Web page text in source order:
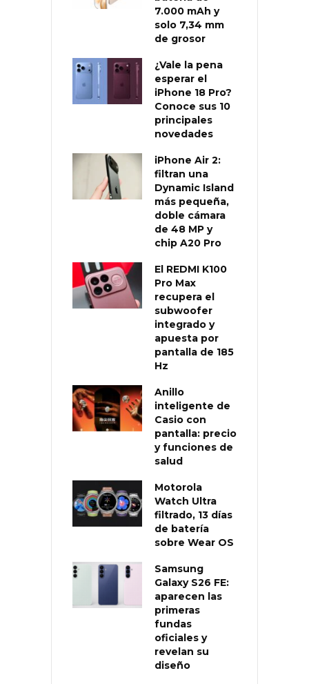
7.000 mAh y
solo 7,34 mm
de grosor
¿Vale la pena
esperar el
iPhone 18 Pro?
Conoce sus 10
principales
novedades
iPhone Air 2:
filtran una
Dynamic Island
más pequeña,
doble cámara
de 48 MP y
chip A20 Pro
El REDMI K100
Pro Max
recupera el
subwoofer
integrado y
apuesta por
pantalla de 185
Hz
Anillo
inteligente de
Casio con
pantalla: precio
y funciones de
salud
Motorola
Watch Ultra
filtrado, 13 días
de batería
sobre Wear OS
Samsung
Galaxy S26 FE:
aparecen las
primeras
fundas
oficiales y
revelan su
diseño